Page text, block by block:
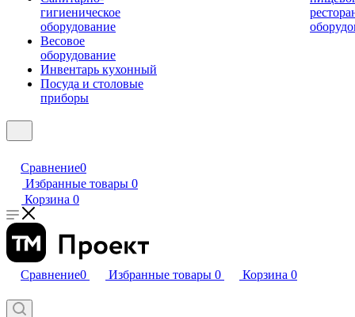
гигиеническое
оборудование
Весовое
оборудование
Инвентарь кухонный
Посуда и столовые
приборы
Сравнение0
Избранные товары 0
Корзина 0
Сравнение0 Избранные товары 0 Корзина 0